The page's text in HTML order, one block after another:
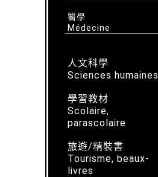
醫學
Médecine
人文科學
Sciences humaines
學習教材
Scolaire,
parascolaire
旅遊/精裝書
Tourisme, beaux-
livres